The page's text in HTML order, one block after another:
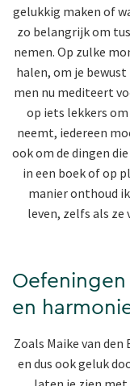
gelukkig maken of
zo belangrijk om
nemen. Op zulke
halen, om je
men nu mediteert
op iets lekkers
neemt, iedereen
ook om de dingen
in een boek of op
manier onthoud
leven, zelfs als
en
Zoals Maike van
en dus ook geluk